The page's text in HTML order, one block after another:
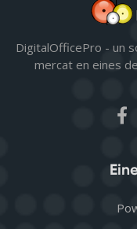
DigitalOfficePro - un
mercat en eines